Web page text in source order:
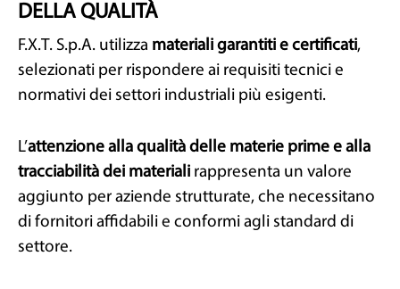
DELLA QUALITÀ
F.X.T. S.p.A. utilizza materiali garantiti e certificati,
selezionati per rispondere ai requisiti tecnici e
normativi dei settori industriali più esigenti.
L’attenzione alla qualità delle materie prime e alla
tracciabilità dei materiali rappresenta un valore
aggiunto per aziende strutturate, che necessitano
di fornitori affidabili e conformi agli standard di
settore.